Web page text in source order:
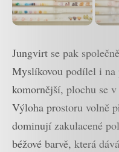
Jungvirt se pak
Myslíkovou podílel i na
komornější, plochu se
Výloha prostoru volně
dominují zakulacené
béžové barvě, která